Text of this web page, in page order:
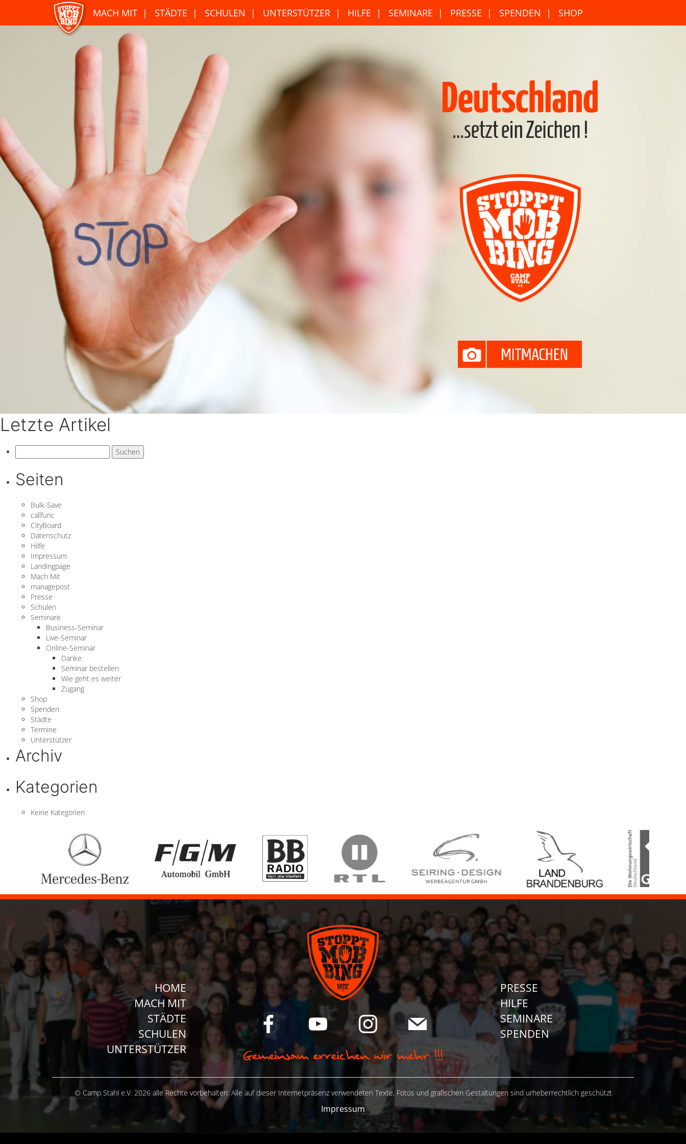
MACH MIT STÄDTE SCHULEN UNTERSTÜTZER HILFE SEMINARE PRESSE SPENDEN SHOP
Letzte Artikel
nach:
Seiten
Bulk-Save
callfunc
CityBoard
Datenschutz
Hilfe
Impressum
Landingpage
Mach Mit
managepost
Presse
Schulen
Seminare
Business-Seminar
Live-Seminar
Online-Seminar
Danke
Seminar bestellen
Wie geht es weiter
Zugang
Shop
Spenden
Städte
Termine
Unterstützer
Archiv
Kategorien
Keine Kategorien
HOME
MACH MIT
STÄDTE
SCHULEN
UNTERSTÜTZER
PRESSE
HILFE
SEMINARE
SPENDEN
© Camp Stahl e.V. 2026 alle Rechte vorbehalten: Alle auf dieser Internetpräsenz verwendeten Texte, Fotos und grafischen Gestaltungen sind urheberrechtlich geschützt
Impressum